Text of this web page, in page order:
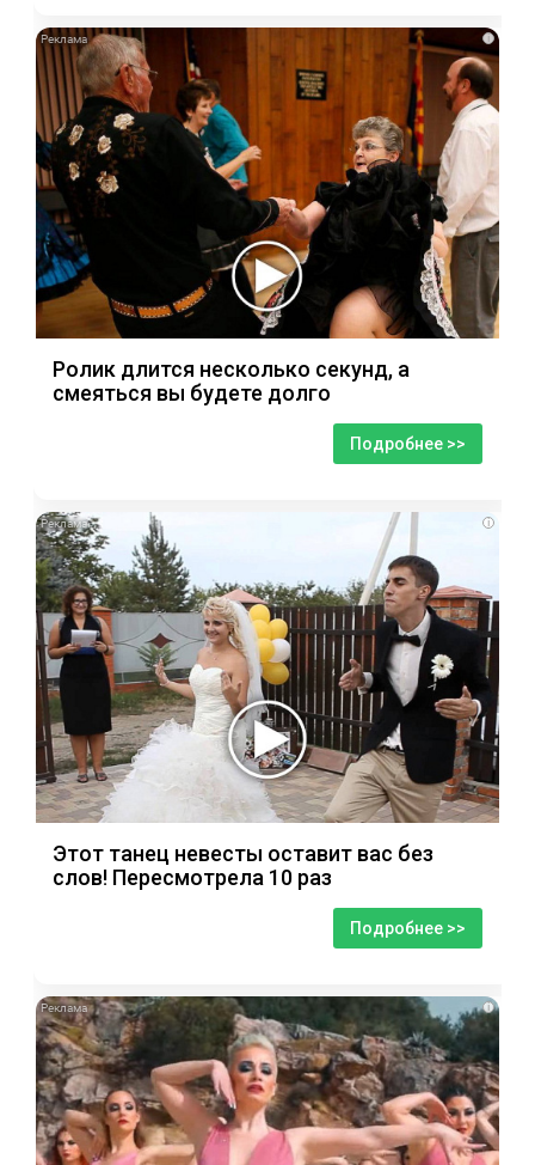
i
Ролик длится несколько секунд, а
смеяться вы будете долго
Подробнее >>
i
Этот танец невесты оставит вас без
слов! Пересмотрела 10 раз
Подробнее >>
i